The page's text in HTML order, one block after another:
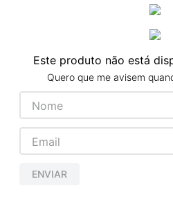
Este produto não está
Quero que me avisem
ENVIAR